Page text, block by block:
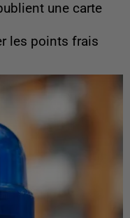
une carte
les points frais